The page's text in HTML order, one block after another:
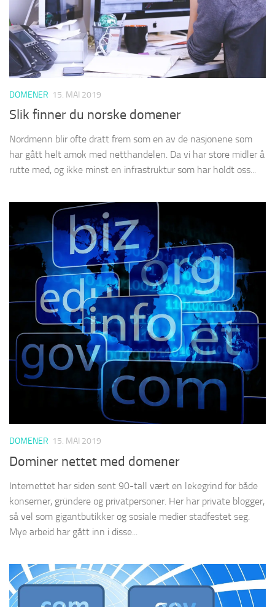
DOMENER 15. MAI 2019
Slik finner du norske domener
Nordmenn blir ofte dratt frem som en av de nasjonene som
har gått helt amok med netthandelen. Da vi har store midler å
rutte med, og ikke minst en infrastruktur som har holdt oss...
DOMENER 15. MAI 2019
Dominer nettet med domener
Internettet har siden sent 90-tall vært en lekegrind for både
konserner, gründere og privatpersoner. Her har private blogger,
så vel som gigantbutikker og sosiale medier stadfestet seg.
Mye arbeid har gått inn i disse...